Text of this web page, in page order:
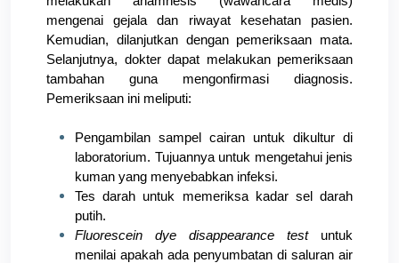
mengenai gejala dan riwayat kesehatan pasien.
Kemudian, dilanjutkan dengan pemeriksaan mata.
Selanjutnya, dokter dapat melakukan pemeriksaan
tambahan guna mengonfirmasi diagnosis.
Pemeriksaan ini meliputi:
Pengambilan sampel cairan untuk dikultur di
laboratorium. Tujuannya untuk mengetahui jenis
kuman yang menyebabkan infeksi.
Tes darah untuk memeriksa kadar sel darah
putih.
Fluorescein dye disappearance test untuk
menilai apakah ada penyumbatan di saluran air